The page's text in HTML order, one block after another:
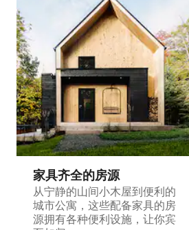
家具齐全的房源
从宁静的山间小木屋到便利的
城市公寓，这些配备家具的房
源拥有各种便利设施，让你宾